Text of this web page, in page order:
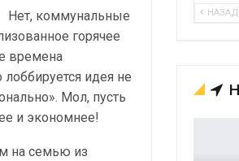
Нет, коммунальные
горячее
времена
идея не
Мол, пусть
и экономнее!
на семью из
НАЗАД